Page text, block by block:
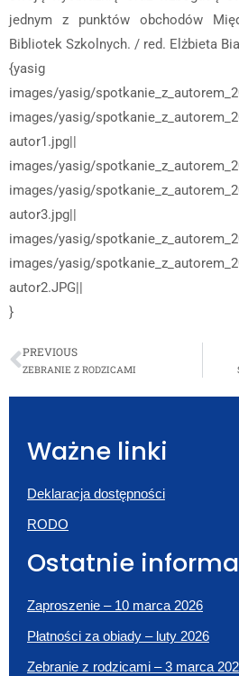
jednym z punktów obchodów
Bibliotek Szkolnych. / red. Elżbieta
{yasig
images/yasig/
images/yasig/
autor1.jpg||
images/yasig/
images/yasig/
autor3.jpg||
images/yasig/
images/yasig/
autor2.JPG||
}
PREVIOUS
ZEBRANIE Z RODZICAMI
Ważne linki
Deklaracja dostępności
RODO
Ostatnie
Zaproszenie – 10 marca 2026
Płatności za obiady – luty 2026
Zebranie z rodzicami – 3 marca